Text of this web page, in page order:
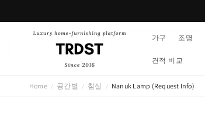
뛰기
가구 조명
견적 비교
Home / 공간별 / 침실 / Nanuk Lamp (Request Info)